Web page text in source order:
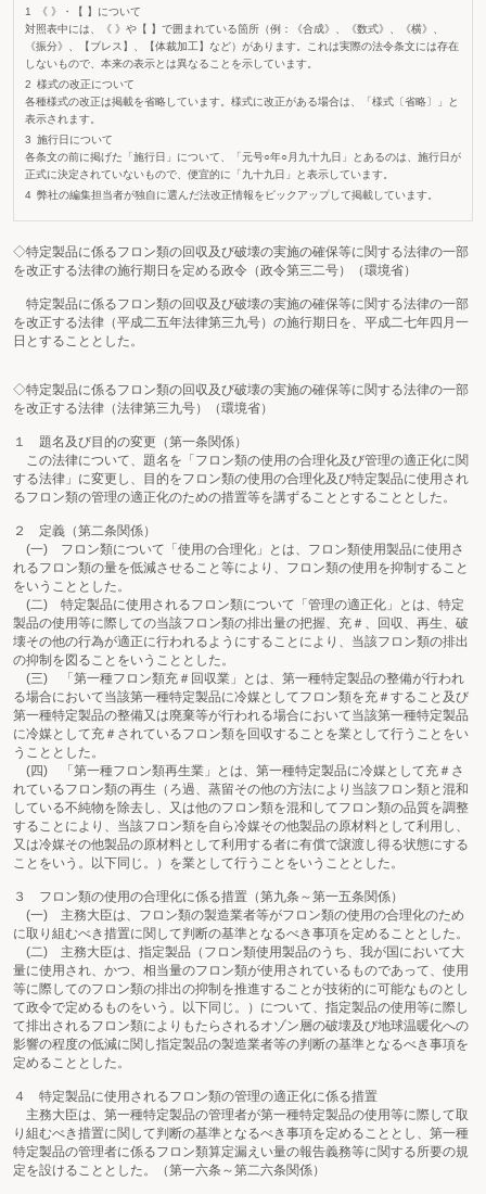
《 》・【 】について
対照表中には、《 》や【 】で囲まれている箇所（例：《合成》、《数式》、《横》、
《振分》、【ブレス】、【体裁加工】など）があります。これは実際の法令条文には存在
しないもので、本来の表示とは異なることを示しています。
様式の改正について
各種様式の改正は掲載を省略しています。様式に改正がある場合は、「様式〔省略〕」と
表示されます。
施行日について
各条文の前に掲げた「施行日」について、「元号○年○月九十九日」とあるのは、施行日が
正式に決定されていないもので、便宜的に「九十九日」と表示しています。
弊社の編集担当者が独自に選んだ法改正情報をピックアップして掲載しています。
◇特定製品に係るフロン類の回収及び破壊の実施の確保等に関する法律の一部
を改正する法律の施行期日を定める政令（政令第三二号）（環境省）
特定製品に係るフロン類の回収及び破壊の実施の確保等に関する法律の一部
を改正する法律（平成二五年法律第三九号）の施行期日を、平成二七年四月一
日とすることとした。
◇特定製品に係るフロン類の回収及び破壊の実施の確保等に関する法律の一部
を改正する法律（法律第三九号）（環境省）
１ 題名及び目的の変更（第一条関係）
この法律について、題名を「フロン類の使用の合理化及び管理の適正化に関
する法律」に変更し、目的をフロン類の使用の合理化及び特定製品に使用され
るフロン類の管理の適正化のための措置等を講ずることとすることとした。
２ 定義（第二条関係）
(一) フロン類について「使用の合理化」とは、フロン類使用製品に使用さ
れるフロン類の量を低減させること等により、フロン類の使用を抑制すること
をいうこととした。
(二) 特定製品に使用されるフロン類について「管理の適正化」とは、特定
製品の使用等に際しての当該フロン類の排出量の把握、充＃、回収、再生、破
壊その他の行為が適正に行われるようにすることにより、当該フロン類の排出
の抑制を図ることをいうこととした。
(三) 「第一種フロン類充＃回収業」とは、第一種特定製品の整備が行われ
る場合において当該第一種特定製品に冷媒としてフロン類を充＃すること及び
第一種特定製品の整備又は廃棄等が行われる場合において当該第一種特定製品
に冷媒として充＃されているフロン類を回収することを業として行うことをい
うこととした。
(四) 「第一種フロン類再生業」とは、第一種特定製品に冷媒として充＃さ
れているフロン類の再生（ろ過、蒸留その他の方法により当該フロン類と混和
している不純物を除去し、又は他のフロン類を混和してフロン類の品質を調整
することにより、当該フロン類を自ら冷媒その他製品の原材料として利用し、
又は冷媒その他製品の原材料として利用する者に有償で譲渡し得る状態にする
ことをいう。以下同じ。）を業として行うことをいうこととした。
３ フロン類の使用の合理化に係る措置（第九条～第一五条関係）
(一) 主務大臣は、フロン類の製造業者等がフロン類の使用の合理化のため
に取り組むべき措置に関して判断の基準となるべき事項を定めることとした。
(二) 主務大臣は、指定製品（フロン類使用製品のうち、我が国において大
量に使用され、かつ、相当量のフロン類が使用されているものであって、使用
等に際してのフロン類の排出の抑制を推進することが技術的に可能なものとし
て政令で定めるものをいう。以下同じ。）について、指定製品の使用等に際し
て排出されるフロン類によりもたらされるオゾン層の破壊及び地球温暖化への
影響の程度の低減に関し指定製品の製造業者等の判断の基準となるべき事項を
定めることとした。
４ 特定製品に使用されるフロン類の管理の適正化に係る措置
主務大臣は、第一種特定製品の管理者が第一種特定製品の使用等に際して取
り組むべき措置に関して判断の基準となるべき事項を定めることとし、第一種
特定製品の管理者に係るフロン類算定漏えい量の報告義務等に関する所要の規
定を設けることとした。（第一六条～第二六条関係）